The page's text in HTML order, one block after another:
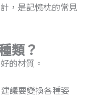
，是記憶枕的常見
類？
的材質。
議要變換各種姿